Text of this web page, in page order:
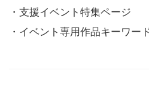
・支援イベント特集ページ
・イベント専用作品キーワー